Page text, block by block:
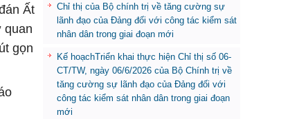
Ất
quan
gọn
Chỉ thị của Bộ chính trị về tăng cường sự
lãnh đạo của Đảng đối với công tác kiểm sát
nhân dân trong giai đoạn mới
Kế hoạchTriển khai thực hiện Chỉ thị số 06-
CT/TW, ngày 06/6/2026 của Bộ Chính trị về
tăng cường sự lãnh đạo của Đảng đối với
công tác kiểm sát nhân dân trong giai đoạn
mới